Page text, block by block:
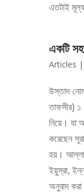
এতটাই
একটি
Articles |
উস্তাদ
তাফসীর)
নিয়ে। যা
করেছেন
হয়।
ইয়ুস্রা,
অনুবাদ